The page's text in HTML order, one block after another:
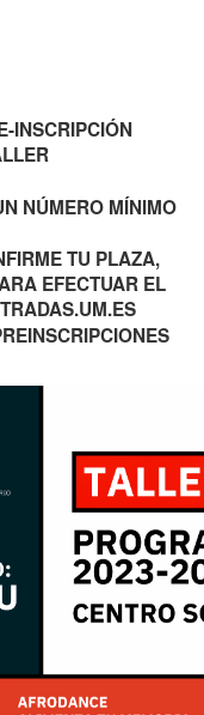
INSCRIPCIÓN
NÚMERO MÍNIMO
TU PLAZA,
EFECTUAR EL